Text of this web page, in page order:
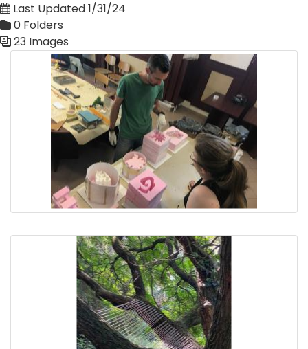
Last Updated 1/31/24
0 Folders
23 Images
Media Gallery